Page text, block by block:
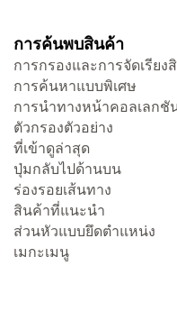
การค้นพบสินค้า
การกรองและการจัดเรียง
การค้นหาแบบพิเศษ
การนำทางหน้าคอลเลกชั
ตัวกรองตัวอย่าง
ที่เข้าดูล่าสุด
ปุ่มกลับไปด้านบน
ร่องรอยเส้นทาง
สินค้าที่แนะนำ
ส่วนหัวแบบยึดตำแหน่ง
เมกะเมนู